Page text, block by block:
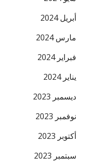
أبريل 2024
مارس 2024
فبراير 2024
يناير 2024
ديسمبر 2023
نوفمبر 2023
أكتوبر 2023
سبتمبر 2023